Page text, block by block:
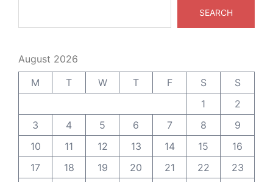
SEARCH
August 2026
M
T W T F S
S
1
2
3
4 5 6 7 8
9
10
11 12 13 14 15
16
17
18 19 20 21 22
23